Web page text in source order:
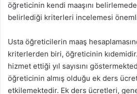
öğreticinin kendi maaşını
belirlediği kriterleri incelemesi
Usta öğreticilerin maaş
kriterlerden biri, öğreticinin
hizmet ettiği yıl sayısını
öğreticinin almış olduğu ek ders
etkilemektedir. Ek ders ücretleri,